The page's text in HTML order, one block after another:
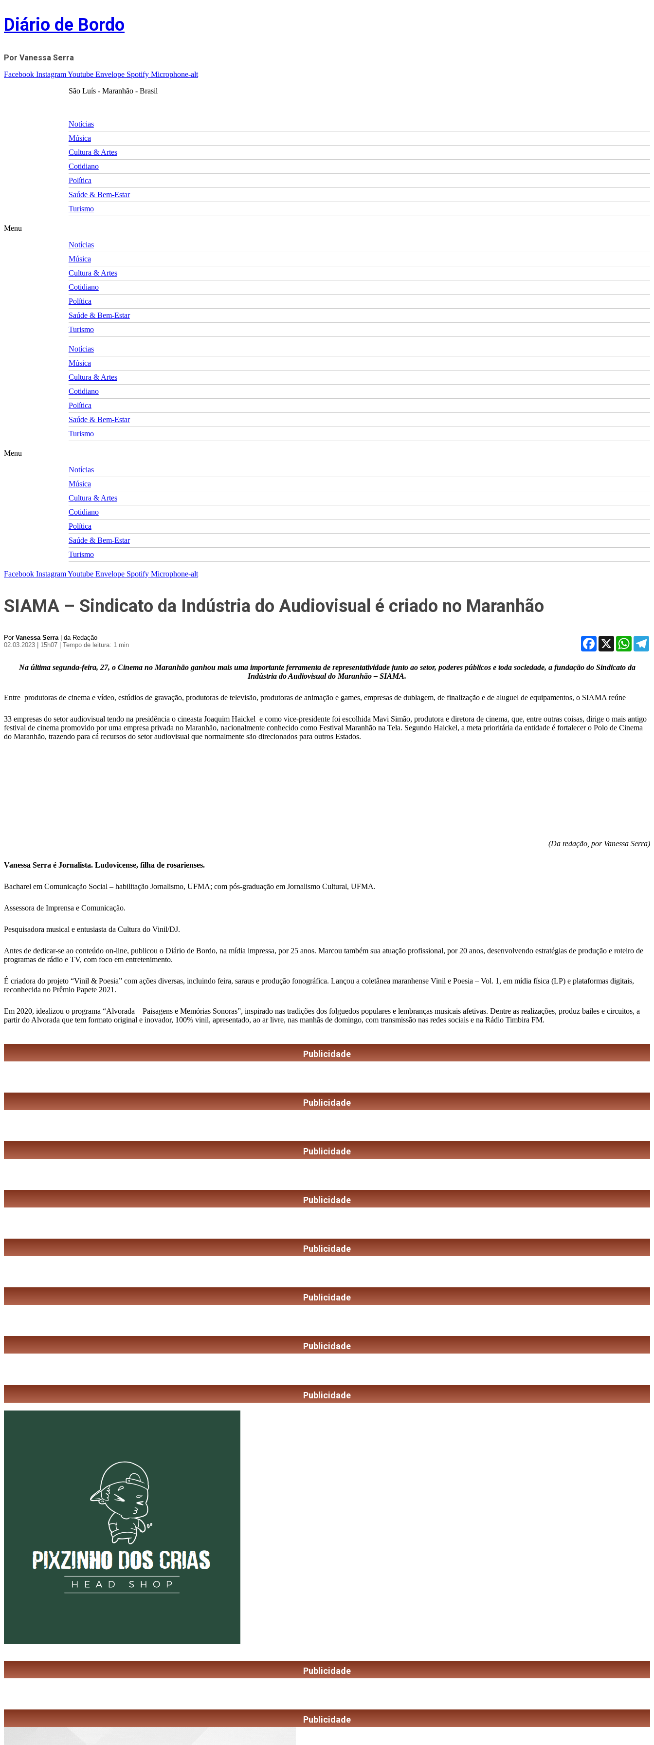
Skip
to
content
Diário de Bordo
Por Vanessa Serra
Facebook InstagramYoutube Envelope Spotify Microphone-alt
São Luís - Maranhão - Brasil
Notícias
Música
Cultura & Artes
Cotidiano
Política
Saúde & Bem-Estar
Turismo
Menu
Notícias
Música
Cultura & Artes
Cotidiano
Política
Saúde & Bem-Estar
Turismo
Notícias
Música
Cultura & Artes
Cotidiano
Política
Saúde & Bem-Estar
Turismo
Menu
Notícias
Música
Cultura & Artes
Cotidiano
Política
Saúde & Bem-Estar
Turismo
Facebook InstagramYoutube Envelope Spotify Microphone-alt
SIAMA – Sindicato da Indústria do Audiovisual é criado no Maranhão
Por Vanessa Serra| da Redação
02.03.2023 | 15h07
| Tempo de leitura: 1 min
Facebook
X
Na última segunda-feira, 27, o Cinema no Maranhão ganhou mais uma importante ferramenta de representatividade junto ao setor, poderes públicos e toda sociedade, a fundação do Sindicato da
Indústria do Audiovisual do Maranhão – SIAMA.
Entre produtoras de cinema e vídeo, estúdios de gravação, produtoras de televisão, produtoras de animação e games, empresas de dublagem, de finalização e de aluguel de equipamentos, o SIAMA reúne
33 empresas do setor audiovisual tendo na presidência o cineasta Joaquim Haickel e como vice-presidente foi escolhida Mavi Simão, produtora e diretora de cinema, que, entre outras coisas, dirige o mais antigo
festival de cinema promovido por uma empresa privada no Maranhão, nacionalmente conhecido como Festival Maranhão na Tela. Segundo Haickel, a meta prioritária da entidade é fortalecer o Polo de Cinema
do Maranhão, trazendo para cá recursos do setor audiovisual que normalmente são direcionados para outros Estados.
(Da redação, por Vanessa Serra)
Vanessa Serra é Jornalista. Ludovicense, filha de rosarienses.
Bacharel em Comunicação Social – habilitação Jornalismo, UFMA; com pós-graduação em Jornalismo Cultural, UFMA.
Assessora de Imprensa e Comunicação.
Pesquisadora musical e entusiasta da Cultura do Vinil/DJ.
Antes de dedicar-se ao conteúdo on-line, publicou o Diário de Bordo, na mídia impressa, por 25 anos. Marcou também sua atuação profissional, por 20 anos, desenvolvendo estratégias de produção e roteiro de
programas de rádio e TV, com foco em entretenimento.
É criadora do projeto “Vinil & Poesia” com ações diversas, incluindo feira, saraus e produção fonográfica. Lançou a coletânea maranhense Vinil e Poesia – Vol. 1, em mídia física (LP) e plataformas digitais,
reconhecida no Prêmio Papete 2021.
Em 2020, idealizou o programa “Alvorada – Paisagens e Memórias Sonoras”, inspirado nas tradições dos folguedos populares e lembranças musicais afetivas. Dentre as realizações, produz bailes e circuitos, a
partir do Alvorada que tem formato original e inovador, 100% vinil, apresentado, ao ar livre, nas manhãs de domingo, com transmissão nas redes sociais e na Rádio Timbira FM.
Publicidade
Publicidade
Publicidade
Publicidade
Publicidade
Publicidade
Publicidade
Publicidade
Publicidade
Publicidade